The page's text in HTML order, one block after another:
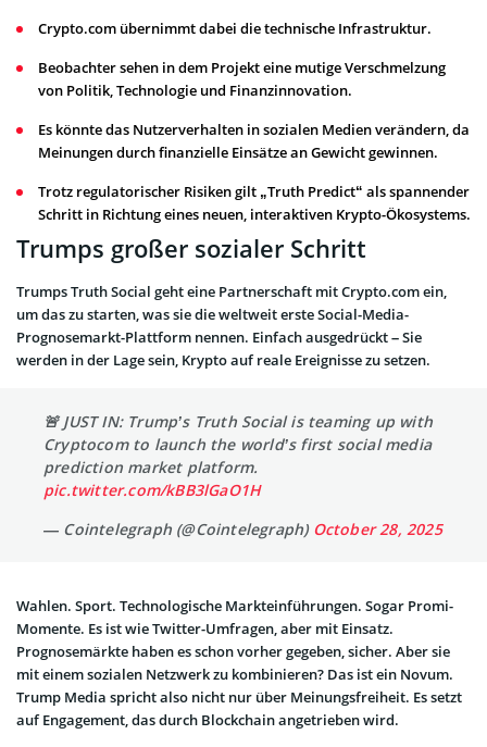
Crypto.com übernimmt dabei die technische Infrastruktur.
Beobachter sehen in dem Projekt eine mutige Verschmelzung
von Politik, Technologie und Finanzinnovation.
Es könnte das Nutzerverhalten in sozialen Medien verändern, da
Meinungen durch finanzielle Einsätze an Gewicht gewinnen.
Trotz regulatorischer Risiken gilt „Truth Predict“ als spannender
Schritt in Richtung eines neuen, interaktiven Krypto-Ökosystems.
Trumps großer sozialer Schritt
Trumps Truth Social geht eine Partnerschaft mit Crypto.com ein,
um das zu starten, was sie die weltweit erste Social-Media-
Prognosemarkt-Plattform nennen. Einfach ausgedrückt – Sie
werden in der Lage sein, Krypto auf reale Ereignisse zu setzen.
🚨 JUST IN: Trump’s Truth Social is teaming up with
Cryptocom to launch the world’s first social media
prediction market platform.
pic.twitter.com/kBB3lGaO1H
— Cointelegraph (@Cointelegraph) October 28, 2025
Wahlen. Sport. Technologische Markteinführungen. Sogar Promi-
Momente. Es ist wie Twitter-Umfragen, aber mit Einsatz.
Prognosemärkte haben es schon vorher gegeben, sicher. Aber sie
mit einem sozialen Netzwerk zu kombinieren? Das ist ein Novum.
Trump Media spricht also nicht nur über Meinungsfreiheit. Es setzt
auf Engagement, das durch Blockchain angetrieben wird.